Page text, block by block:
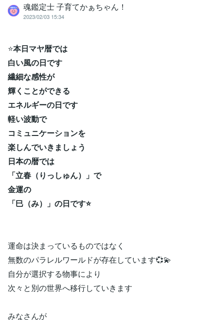
魂鑑定士 子育てかぁちゃん！
2023/02/03 15:34
⭐本日マヤ暦では
白い風の日です
繊細な感性が
輝くことができる
エネルギーの日です
軽い波動で
コミュニケーションを
楽しんでいきましょう
日本の暦では
「立春（りっしゅん）」で
金運の
「巳（み）」の日です⭐
運命は決まっているものではなく
無数のパラレルワールドが存在しています💞💫
自分が選択する物事により
次々と別の世界へ移行していきます
みなさんが